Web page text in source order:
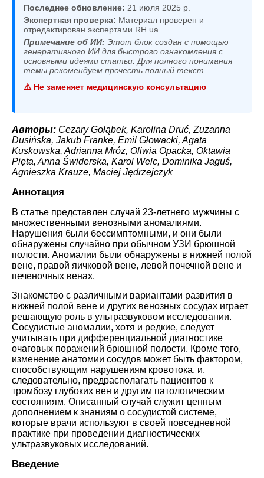
Последнее обновление: 21 июля 2025 р.
Экспертная проверка: Материал проверен и
отредактирован экспертами RH.ua
Примечание об ИИ: Этот блок создан с помощью
генеративного ИИ для быстрого ознакомления с
основными идеями статьи. Для полного понимания
темы рекомендуем прочесть полный текст.
⚠️ Не заменяет медицинскую консультацию
Авторы: Cezary Gołąbek, Karolina Druć, Zuzanna
Dusińska, Jakub Franke, Emil Głowacki, Agata
Kuskowska, Adrianna Mróz, Oliwia Opacka, Oktawia
Pięta, Anna Świderska, Karol Welc, Dominika Jaguś,
Agnieszka Krauze, Maciej Jędrzejczyk
Аннотация
В статье представлен случай 23-летнего мужчины с
множественными венозными аномалиями.
Нарушения были бессимптомными, и они были
обнаружены случайно при обычном УЗИ брюшной
полости. Аномалии были обнаружены в нижней полой
вене, правой яичковой вене, левой почечной вене и
печеночных венах.
Знакомство с различными вариантами развития в
нижней полой вене и других венозных сосудах играет
решающую роль в ультразвуковом исследовании.
Сосудистые аномалии, хотя и редкие, следует
учитывать при дифференциальной диагностике
очаговых поражений брюшной полости. Кроме того,
изменение анатомии сосудов может быть фактором,
способствующим нарушениям кровотока, и,
следовательно, предрасполагать пациентов к
тромбозу глубоких вен и другим патологическим
состояниям. Описанный случай служит ценным
дополнением к знаниям о сосудистой системе,
которые врачи используют в своей повседневной
практике при проведении диагностических
ультразвуковых исследований.
Введение